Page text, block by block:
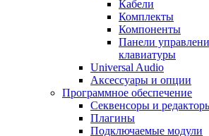
Кабели
Комплекты
Компоненты
Панели
клавиатуры
Universal Audio
Аксессуары и опции
Программное обеспечение
Cеквенсоры и
Плагины
Подключаемые модули